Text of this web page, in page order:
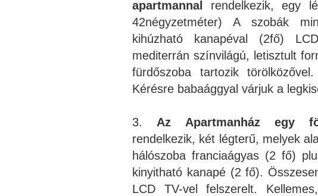
apartmannal rendelkezik, egy
42négyzetméter) A szobák
kihúzható kanapéval (2fő)
mediterrán színvilágú, letisztult
fürdőszoba tartozik
Kérésre babaággyal várjuk a
3. Az Apartmanház egy
rendelkezik, két légterű, melyek
hálószoba franciaágyas (2 fő)
kinyitható kanapé (2 fő).
LCD TV-vel felszerelt.